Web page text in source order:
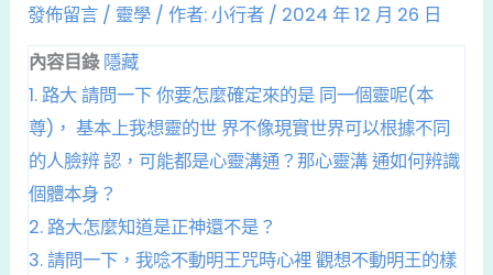
發佈留言 /靈學 / 作者:小行者 / 2024 年 12 月 26 日
內容目錄 隱藏
1.路大 請問一下 你要怎麼確定來的是 同一個靈呢(本
尊)， 基本上我想靈的世 界不像現實世界可以根據不同
的⼈臉辨 認，可能都是心靈溝通？那心靈溝 通如何辨識
個體本身？
2.路大怎麼知道是正神還不是？
3.請問一下，我唸不動明王咒時心裡 觀想不動明王的樣